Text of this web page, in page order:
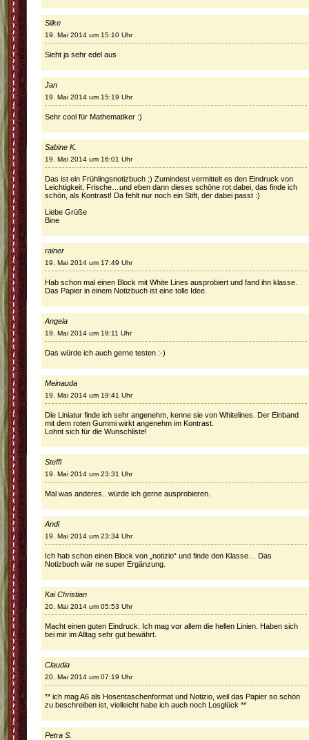
Silke
19. Mai 2014 um 15:10 Uhr
Sieht ja sehr edel aus
Jan
19. Mai 2014 um 15:19 Uhr
Sehr cool für Mathematiker :)
Sabine K.
19. Mai 2014 um 16:01 Uhr
Das ist ein Frühlingsnotizbuch :) Zumindest vermittelt es den Eindruck von
Leichtigkeit, Frische…und eben dann dieses schöne rot dabei, das finde ich
schön, als Kontrast! Da fehlt nur noch ein Stift, der dabei passt :)
Liebe Grüße
Bine
rainer
19. Mai 2014 um 17:49 Uhr
Hab schon mal einen Block mit White Lines ausprobiert und fand ihn klasse.
Das Papier in einem Notizbuch ist eine tolle Idee.
Angela
19. Mai 2014 um 19:11 Uhr
Das würde ich auch gerne testen :-)
Meinauda
19. Mai 2014 um 19:41 Uhr
Die Liniatur finde ich sehr angenehm, kenne sie von Whitelines. Der Einband
mit dem roten Gummi wirkt angenehm im Kontrast.
Lohnt sich für die Wunschliste!
Steffi
19. Mai 2014 um 23:31 Uhr
Mal was anderes.. würde ich gerne ausprobieren.
Andi
19. Mai 2014 um 23:34 Uhr
Ich hab schon einen Block von „notizio“ und finde den Klasse… Das
Notizbuch wär ne super Ergänzung.
Kai Christian
20. Mai 2014 um 05:53 Uhr
Macht einen guten Eindruck. Ich mag vor allem die hellen Linien. Haben sich
bei mir im Alltag sehr gut bewährt.
Claudia
20. Mai 2014 um 07:19 Uhr
** ich mag A6 als Hosentaschenformat und Notizio, weil das Papier so schön
zu beschreiben ist, vielleicht habe ich auch noch Losglück **
Petra S.